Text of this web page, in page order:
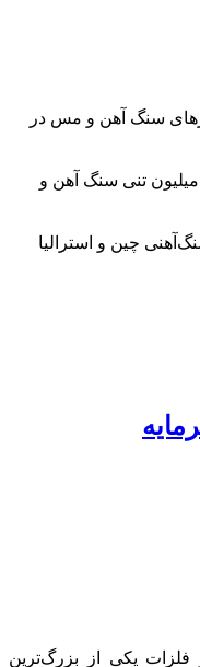
سنگ آهن و مس در
گزارش اختصاصی ومعادن/ صادرات ۸۱ میلیون تنی سنگ آهن و
چین و استرالیا
یکی از بزرگ‌ترین